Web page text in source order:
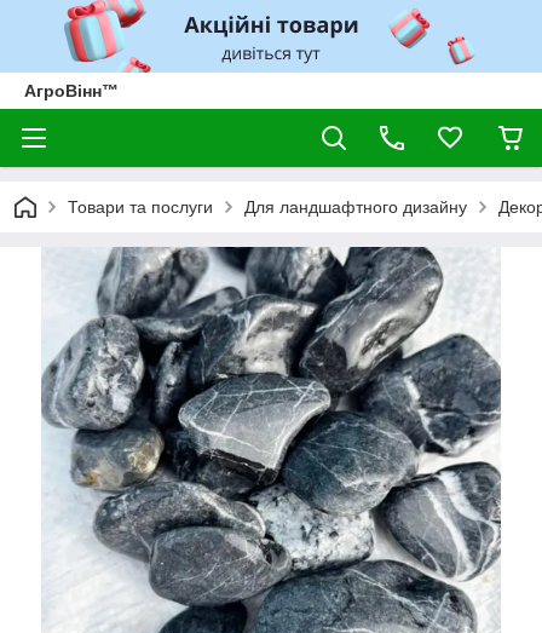
АгроВінн™
Товари та послуги Для ландшафтного дизайну